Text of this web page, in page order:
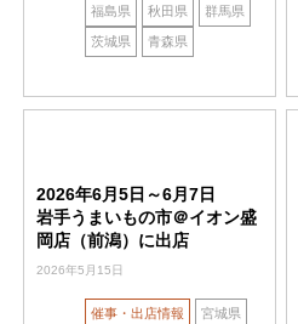
福島県 秋田県 群馬県
茨城県 青森県
2026年6月5日～6月7日
岩手うまいもの市＠イオン盛
岡店（前潟）に出店
2026年5月15日
催事・出店情報 宮城県